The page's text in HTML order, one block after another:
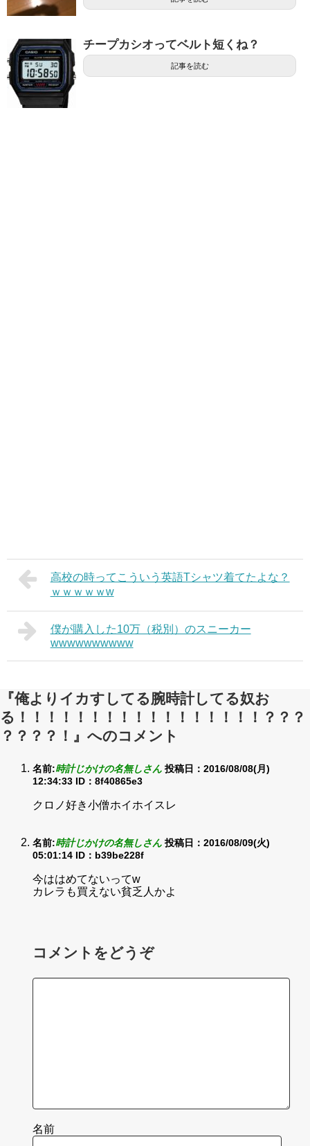
チープカシオってベルト短くね？
記事を読む
高校の時ってこういう英語Tシャツ着てたよな？
ｗｗｗｗｗw
僕が購入した10万（税別）のスニーカー
wwwwwwwwww
『俺よりイカすしてる腕時計してる奴お
る！！！！！！！！！！！！！！！！！？？？
？？？？！』へのコメント
名前:時計じかけの名無しさん 投稿日：2016/08/08(月)
12:34:33 ID：8f40865e3
クロノ好き小僧ホイホイスレ
名前:時計じかけの名無しさん 投稿日：2016/08/09(火)
05:01:14 ID：b39be228f
今ははめてないってw
カレラも買えない貧乏人かよ
コメントをどうぞ
名前